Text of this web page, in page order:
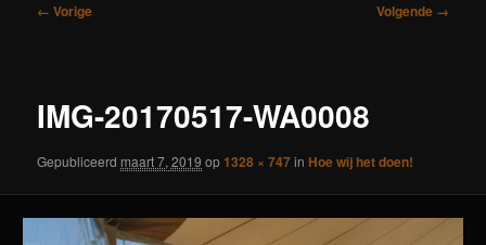
Afbeeldingsnavigatie
← Vorige Volgende →
IMG-20170517-WA0008
Gepubliceerd maart 7, 2019 op 1328 × 747in Hoe wij het doen!